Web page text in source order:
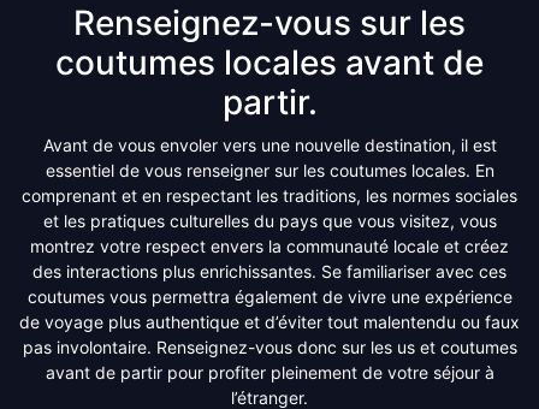
Renseignez-vous sur les
coutumes locales avant de
partir.
Avant de vous envoler vers une nouvelle destination, il est
essentiel de vous renseigner sur les coutumes locales. En
comprenant et en respectant les traditions, les normes sociales
et les pratiques culturelles du pays que vous visitez, vous
montrez votre respect envers la communauté locale et créez
des interactions plus enrichissantes. Se familiariser avec ces
coutumes vous permettra également de vivre une expérience
de voyage plus authentique et d’éviter tout malentendu ou faux
pas involontaire. Renseignez-vous donc sur les us et coutumes
avant de partir pour profiter pleinement de votre séjour à
l’étranger.